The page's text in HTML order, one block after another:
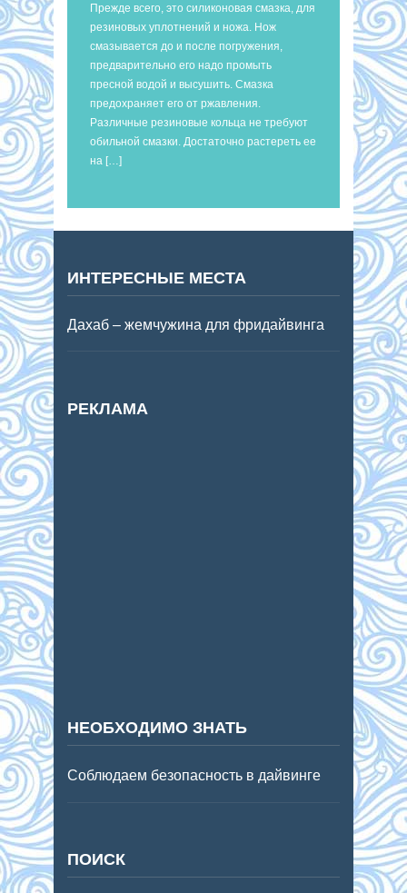
Прежде всего, это силиконовая смазка, для
резиновых уплотнений и ножа. Нож
смазывается до и после погружения,
предварительно его надо промыть
пресной водой и высушить. Смазка
предохраняет его от ржавления.
Различные резиновые кольца не требуют
обильной смазки. Достаточно растереть ее
на […]
ИНТЕРЕСНЫЕ МЕСТА
Дахаб – жемчужина для фридайвинга
РЕКЛАМА
НЕОБХОДИМО ЗНАТЬ
Соблюдаем безопасность в дайвинге
ПОИСК